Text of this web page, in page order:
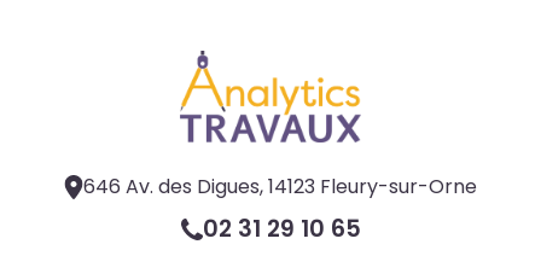
646 Av. des Digues, 14123 Fleury-sur-Orne
02 31 29 10 65